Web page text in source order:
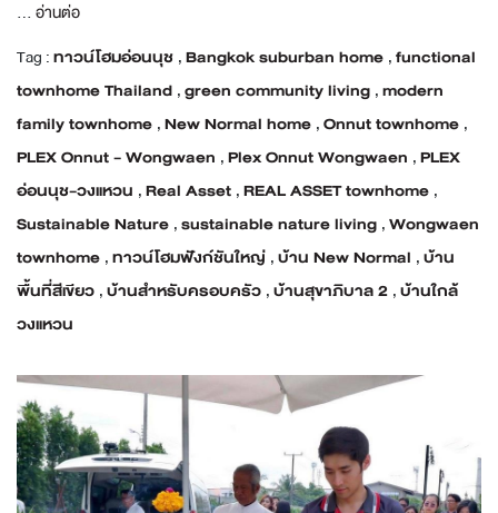
... อ่านต่อ
Tag :ทาวน์โฮมอ่อนนุช ,Bangkok suburban home ,functional
townhome Thailand ,green community living ,modern
family townhome ,New Normal home ,Onnut townhome ,
PLEX Onnut - Wongwaen ,Plex Onnut Wongwaen ,PLEX
อ่อนนุช-วงแหวน ,Real Asset ,REAL ASSET townhome ,
Sustainable Nature ,sustainable nature living ,Wongwaen
townhome ,ทาวน์โฮมฟังก์ชันใหญ่ ,บ้าน New Normal ,บ้าน
พื้นที่สีเขียว ,บ้านสำหรับครอบครัว ,บ้านสุขาภิบาล 2 ,บ้านใกล้
วงแหวน